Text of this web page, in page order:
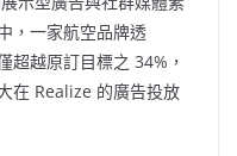
，一家航空品牌透
超越原訂目標之 34%，
在 Realize 的廣告投放